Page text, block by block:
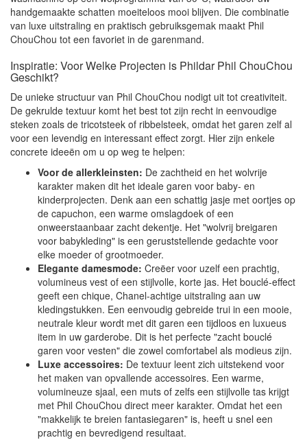
handgemaakte schatten moeiteloos mooi blijven. Die combinatie
van luxe uitstraling en praktisch gebruiksgemak maakt Phil
ChouChou tot een favoriet in de garenmand.
Inspiratie: Voor Welke Projecten is Phildar Phil ChouChou
Geschikt?
De unieke structuur van Phil ChouChou nodigt uit tot creativiteit.
De gekrulde textuur komt het best tot zijn recht in eenvoudige
steken zoals de tricotsteek of ribbelsteek, omdat het garen zelf al
voor een levendig en interessant effect zorgt. Hier zijn enkele
concrete ideeën om u op weg te helpen:
Voor de allerkleinsten: De zachtheid en het wolvrije
karakter maken dit het ideale garen voor baby- en
kinderprojecten. Denk aan een schattig jasje met oortjes op
de capuchon, een warme omslagdoek of een
onweerstaanbaar zacht dekentje. Het "wolvrij breigaren
voor babykleding" is een geruststellende gedachte voor
elke moeder of grootmoeder.
Elegante damesmode: Creëer voor uzelf een prachtig,
volumineus vest of een stijlvolle, korte jas. Het bouclé-effect
geeft een chique, Chanel-achtige uitstraling aan uw
kledingstukken. Een eenvoudig gebreide trui in een mooie,
neutrale kleur wordt met dit garen een tijdloos en luxueus
item in uw garderobe. Dit is het perfecte "zacht bouclé
garen voor vesten" die zowel comfortabel als modieus zijn.
Luxe accessoires: De textuur leent zich uitstekend voor
het maken van opvallende accessoires. Een warme,
volumineuze sjaal, een muts of zelfs een stijlvolle tas krijgt
met Phil ChouChou direct meer karakter. Omdat het een
"makkelijk te breien fantasiegaren" is, heeft u snel een
prachtig en bevredigend resultaat.